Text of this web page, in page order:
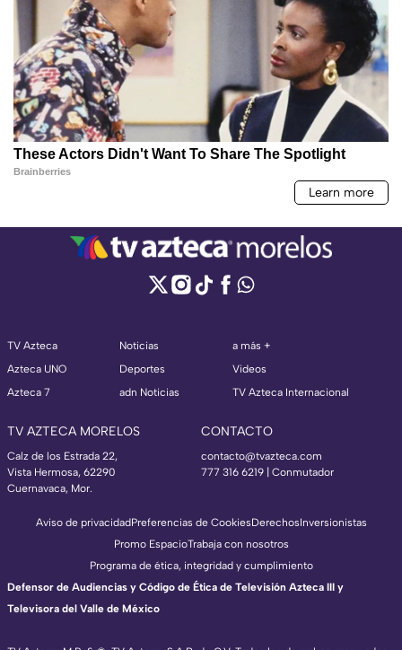
TV Azteca
Azteca UNO
Azteca 7
Noticias
Deportes
adn Noticias
a más +
Videos
TV Azteca Internacional
TV AZTECA MORELOS
Calz de los Estrada 22,
Vista Hermosa, 62290
Cuernavaca, Mor.
CONTACTO
contacto@tvazteca.com
777 316 6219 | Conmutador
Aviso de privacidadPreferencias de CookiesDerechosInversionistas
Promo EspacioTrabaja con nosotros
Programa de ética, integridad y cumplimiento
Defensor de Audiencias y Código de Ética de Televisión Azteca III y
Televisora del Valle de México